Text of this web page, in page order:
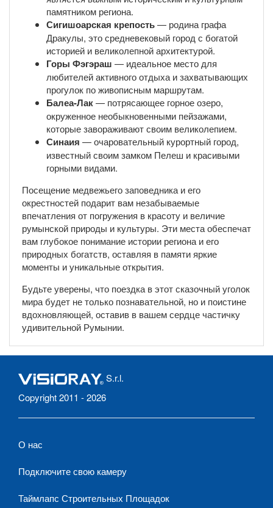
памятником региона.
Сигишоарская крепость— родина графа
Дракулы, это средневековый город с богатой
историей и великолепной архитектурой.
Горы Фэгэраш — идеальное место для
любителей активного отдыха и захватывающих
прогулок по живописным маршрутам.
Балеа-Лак— потрясающее горное озеро,
окруженное необыкновенными пейзажами,
которые завораживают своим великолепием.
Синаия — очаровательный курортный город,
известный своим замком Пелеш и красивыми
горными видами.
Посещение медвежьего заповедника и его
окрестностей подарит вам незабываемые
впечатления от погружения в красоту и величие
румынской природы и культуры. Эти места обеспечат
вам глубокое понимание истории региона и его
природных богатств, оставляя в памяти яркие
моменты и уникальные открытия.
Будьте уверены, что поездка в этот сказочный уголок
мира будет не только познавательной, но и поистине
вдохновляющей, оставив в вашем сердце частичку
удивительной Румынии.
S.r.l.
Copyright 2011 - 2026
О нас
Подключите свою камеру
Таймлапс Строительных Площадок